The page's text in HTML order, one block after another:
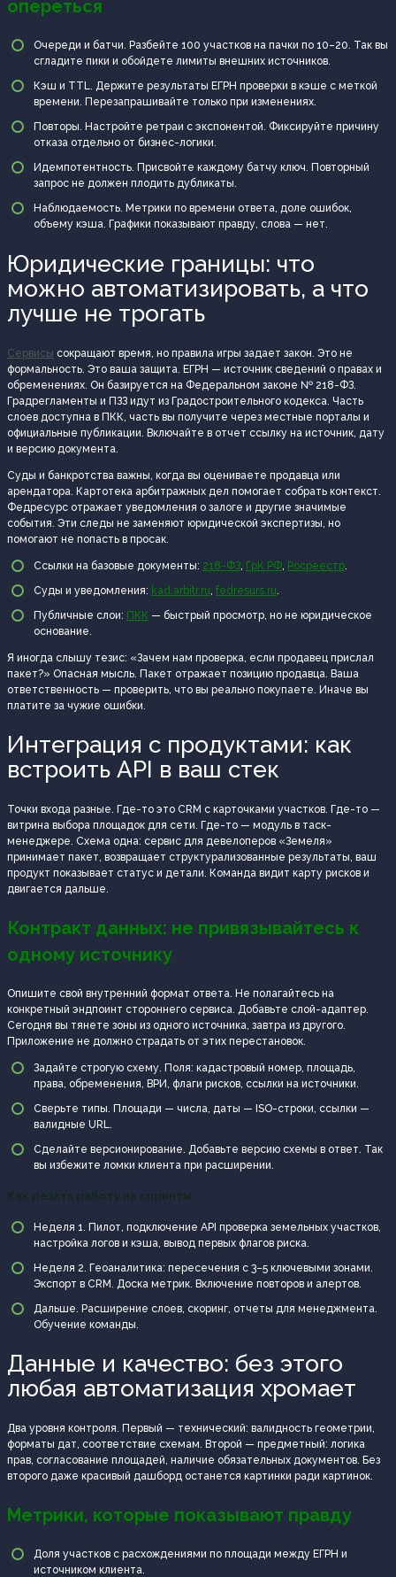
опереться
Очереди и батчи. Разбейте 100 участков на пачки по 10–20. Так вы
сгладите пики и обойдете лимиты внешних источников.
Кэш и TTL. Держите результаты ЕГРН проверки в кэше с меткой
времени. Перезапрашивайте только при изменениях.
Повторы. Настройте ретраи с экспонентой. Фиксируйте причину
отказа отдельно от бизнес-логики.
Идемпотентность. Присвойте каждому батчу ключ. Повторный
запрос не должен плодить дубликаты.
Наблюдаемость. Метрики по времени ответа, доле ошибок,
объему кэша. Графики показывают правду, слова — нет.
Юридические границы: что
можно автоматизировать, а что
лучше не трогать
Сервисы сокращают время, но правила игры задает закон. Это не
формальность. Это ваша защита. ЕГРН — источник сведений о правах и
обременениях. Он базируется на Федеральном законе № 218-ФЗ.
Градрегламенты и ПЗЗ идут из Градостроительного кодекса. Часть
слоев доступна в ПКК, часть вы получите через местные порталы и
официальные публикации. Включайте в отчет ссылку на источник, дату
и версию документа.
Суды и банкротства важны, когда вы оцениваете продавца или
арендатора. Картотека арбитражных дел помогает собрать контекст.
Федресурс отражает уведомления о залоге и другие значимые
события. Эти следы не заменяют юридической экспертизы, но
помогают не попасть в просак.
Ссылки на базовые документы: 218-ФЗ ГрК РФ Росреестр
Суды и уведомления: kad.arbitr.ru fedresurs.ru
Публичные слои: ПКК — быстрый просмотр, но не юридическое
основание.
Я иногда слышу тезис: «Зачем нам проверка, если продавец прислал
пакет?» Опасная мысль. Пакет отражает позицию продавца. Ваша
ответственность — проверить, что вы реально покупаете. Иначе вы
платите за чужие ошибки.
Интеграция с продуктами: как
встроить API в ваш стек
Точки входа разные. Где-то это CRM с карточками участков. Где-то —
витрина выбора площадок для сети. Где-то — модуль в таск-
менеджере. Схема одна: сервис для девелоперов «Земеля»
принимает пакет, возвращает структурализованные результаты, ваш
продукт показывает статус и детали. Команда видит карту рисков и
двигается дальше.
Контракт данных: не привязывайтесь к
одному источнику
Опишите свой внутренний формат ответа. Не полагайтесь на
конкретный эндпоинт стороннего сервиса. Добавьте слой-адаптер.
Сегодня вы тянете зоны из одного источника, завтра из другого.
Приложение не должно страдать от этих перестановок.
Задайте строгую схему. Поля: кадастровый номер, площадь,
права, обременения, ВРИ, флаги рисков, ссылки на источники.
Сверьте типы. Площади — числа, даты — ISO-строки, ссылки —
валидные URL.
Сделайте версионирование. Добавьте версию схемы в ответ. Так
вы избежите ломки клиента при расширении.
Как резать работу на спринты
Неделя 1. Пилот, подключение API проверка земельных участков,
настройка логов и кэша, вывод первых флагов риска.
Неделя 2. Геоаналитика: пересечения с 3–5 ключевыми зонами.
Экспорт в CRM. Доска метрик. Включение повторов и алертов.
Дальше. Расширение слоев, скоринг, отчеты для менеджмента.
Обучение команды.
Данные и качество: без этого
любая автоматизация хромает
Два уровня контроля. Первый — технический: валидность геометрии,
форматы дат, соответствие схемам. Второй — предметный: логика
прав, согласование площадей, наличие обязательных документов. Без
второго даже красивый дашборд останется картинки ради картинок.
Метрики, которые показывают правду
Доля участков с расхождениями по площади между ЕГРН и
источником клиента.